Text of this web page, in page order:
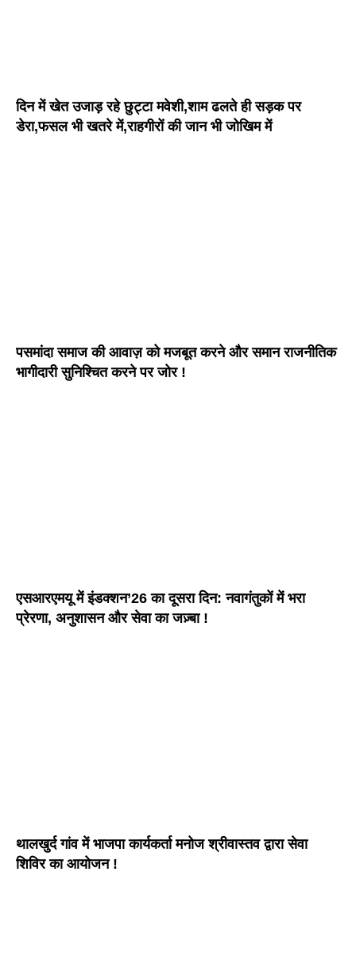
दिन में खेत उजाड़ रहे छुट्टा मवेशी,शाम ढलते ही सड़क पर
डेरा,फसल भी खतरे में,राहगीरों की जान भी जोखिम में
पसमांदा समाज की आवाज़ को मजबूत करने और समान राजनीतिक
भागीदारी सुनिश्चित करने पर जोर !
एसआरएमयू में इंडक्शन’26 का दूसरा दिन: नवागंतुकों में भरा
प्रेरणा, अनुशासन और सेवा का जज़्बा !
थालखुर्द गांव में भाजपा कार्यकर्ता मनोज श्रीवास्तव द्वारा सेवा
शिविर का आयोजन !